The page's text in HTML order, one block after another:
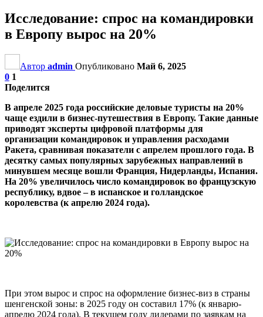
Исследование: спрос на командировки
в Европу вырос на 20%
Автор admin Опубликовано Май 6, 2025
0 1
Поделится
В апреле 2025 года российские деловые туристы на 20%
чаще ездили в бизнес-путешествия в Европу. Такие данные
приводят эксперты цифровой платформы для
организации командировок и управления расходами
Ракета, сравнивая показатели с апрелем прошлого года. В
десятку самых популярных зарубежных направлений в
минувшем месяце вошли Франция, Нидерланды, Испания.
На 20% увеличилось число командировок во французскую
республику, вдвое – в испанское и голландское
королевства (к апрелю 2024 года).
При этом вырос и спрос на оформление бизнес-виз в страны
шенгенской зоны: в 2025 году он составил 17% (к январю-
апрелю 2024 года). В текущем году лидерами по заявкам на